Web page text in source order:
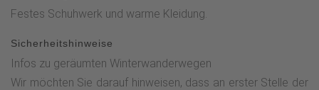
Festes Schuhwerk und warme Kleidung.
Sicherheitshinweise
Infos zu geräumten Winterwanderwegen
Wir möchten Sie darauf hinweisen, dass an erster Stelle der